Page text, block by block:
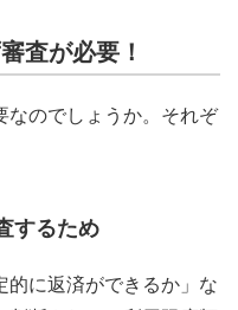
査が必要！
なのでしょうか。それぞ
するため
的に返済ができるか」な